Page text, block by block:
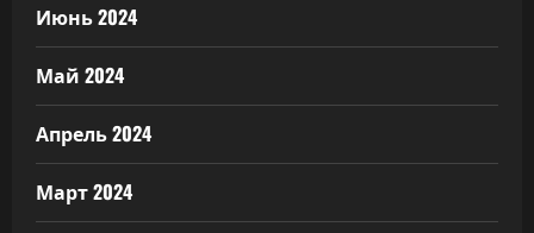
Июнь 2024
Май 2024
Апрель 2024
Март 2024